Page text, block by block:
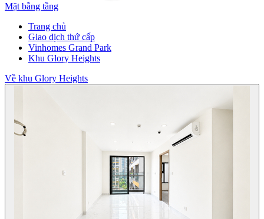
Mặt bằng tầng
Trang chủ
Giao dịch thứ cấp
Vinhomes Grand Park
Khu Glory Heights
Về khu Glory Heights